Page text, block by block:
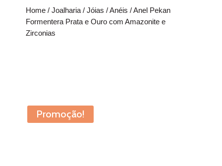
Home/ Joalharia/ Jóias /Anéis / Anel Pekan
Formentera Prata e Ouro com Amazonite e
Zirconias
Promoção!